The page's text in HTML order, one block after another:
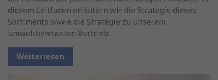
diesem Leitfaden erläutern wir die Strategie dieses
Sortiments sowie die Strategie zu unserem
umweltbewussten Vertrieb.
Weiterlesen